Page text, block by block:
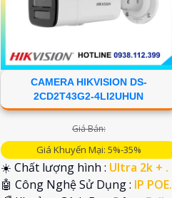
CAMERA HIKVISION DS-
2CD2T43G2-4LI2UHUN
Giá Bán:
Giá Khuyến Mại: 5%-35%
☀️ Chất lượng hình : Ultra 2k + .
🤖️ Công Nghệ Sử Dụng : IP POE.